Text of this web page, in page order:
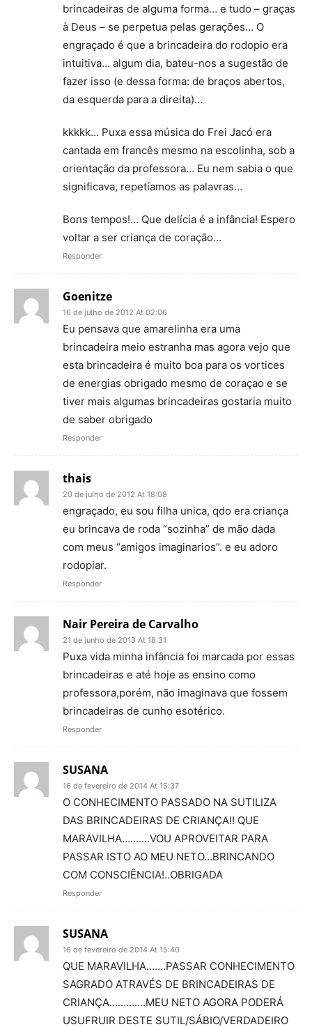
brincadeiras de alguma forma… e tudo – graças
à Deus – se perpetua pelas gerações… O
engraçado é que a brincadeira do rodopio era
intuitiva… algum dia, bateu-nos a sugestão de
fazer isso (e dessa forma: de braços abertos,
da esquerda para a direita)…
kkkkk… Puxa essa música do Frei Jacó era
cantada em francês mesmo na escolinha, sob a
orientação da professora… Eu nem sabia o que
significava, repetíamos as palavras…
Bons tempos!… Que delícia é a infância! Espero
voltar a ser criança de coração…
Responder
Goenitze
16 de julho de 2012 At 02:06
Eu pensava que amarelinha era uma
brincadeira meio estranha mas agora vejo que
esta brincadeira é muito boa para os vortices
de energias obrigado mesmo de coraçao e se
tiver mais algumas brincadeiras gostaria muito
de saber obrigado
Responder
thais
20 de julho de 2012 At 18:08
engraçado, eu sou filha unica, qdo era criança
eu brincava de roda “sozinha” de mão dada
com meus “amigos imaginarios”. e eu adoro
rodopiar.
Responder
Nair Pereira de Carvalho
21 de junho de 2013 At 18:31
Puxa vida minha infância foi marcada por essas
brincadeiras e até hoje as ensino como
professora,porém, não imaginava que fossem
brincadeiras de cunho esotérico.
Responder
SUSANA
16 de fevereiro de 2014 At 15:37
O CONHECIMENTO PASSADO NA SUTILIZA
DAS BRINCADEIRAS DE CRIANÇA!! QUE
MARAVILHA……….VOU APROVEITAR PARA
PASSAR ISTO AO MEU NETO…BRINCANDO
COM CONSCIÊNCIA!..OBRIGADA
Responder
SUSANA
16 de fevereiro de 2014 At 15:40
QUE MARAVILHA…….PASSAR CONHECIMENTO
SAGRADO ATRAVÉS DE BRINCADEIRAS DE
CRIANÇA………….MEU NETO AGORA PODERÁ
USUFRUIR DESTE SUTIL/SÁBIO/VERDADEIRO